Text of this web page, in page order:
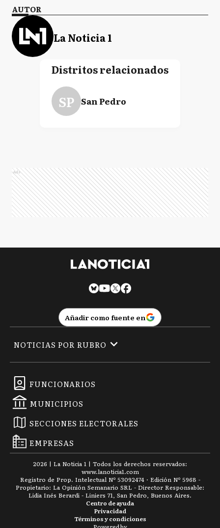
AUTOR
La Noticia 1
Distritos relacionados
SP San Pedro
Ads
Añadir como fuente en
FUNCIONARIOS
MUNICIPIOS
SECCIONES ELECTORALES
EMPRESAS
NOTICIAS POR RUBRO
2026 | La Noticia 1 | Todos los derechos reservados:
www.lanoticia1.com
Registro de Prop. Intelectual Nº 53092474 · Edición Nº 5968 -
Propietario: La Opinión Semanario SRL - Director Responsable:
Lidia Inés Berardi - Liniers 71, San Pedro, Buenos Aires.
Términos y condiciones
Privacidad
Centro de ayuda